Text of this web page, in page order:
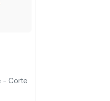
- Corte